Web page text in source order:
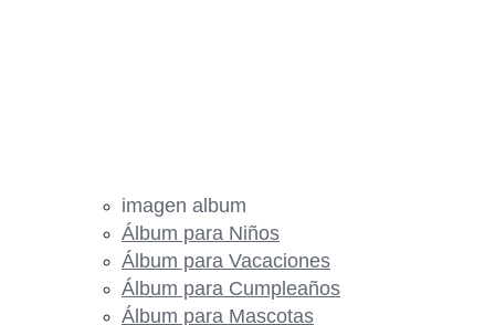
imagen album
Álbum para Niños
Álbum para Vacaciones
Álbum para Cumpleaños
Álbum para Mascotas